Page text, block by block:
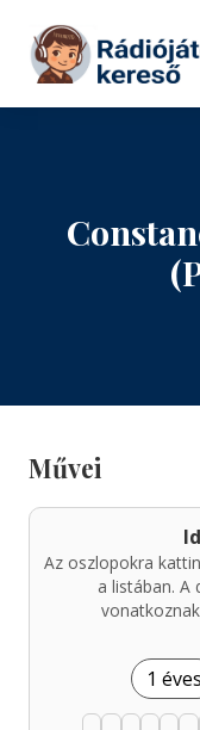
Tovább a tartalomhoz
Művei
Az oszlopokra
a listában. A
1 éves